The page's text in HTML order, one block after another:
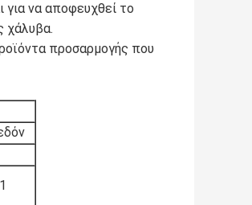
για να αποφευχθεί το
χάλυβα.
προσαρμογής που
1